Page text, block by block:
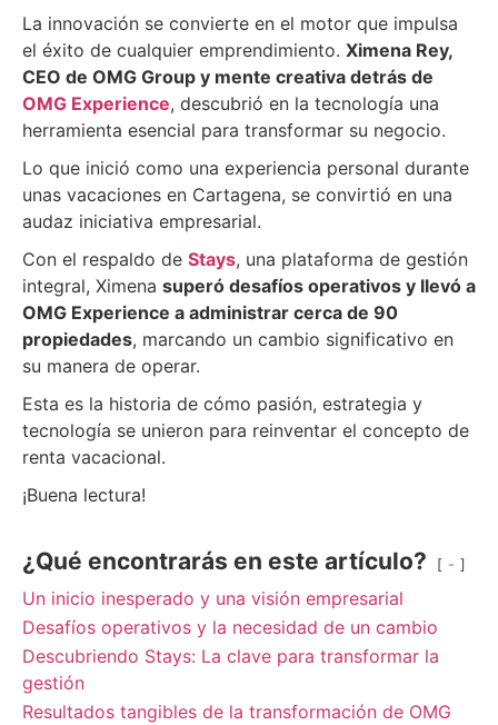
La innovación se convierte en el motor que impulsa
el éxito de cualquier emprendimiento. Ximena Rey,
CEO de OMG Group y mente creativa detrás de
OMG Experience, descubrió en la tecnología una
herramienta esencial para transformar su negocio.
Lo que inició como una experiencia personal durante
unas vacaciones en Cartagena, se convirtió en una
audaz iniciativa empresarial.
Con el respaldo de Stays, una plataforma de gestión
integral, Ximena superó desafíos operativos y llevó a
OMG Experience a administrar cerca de 90
propiedades, marcando un cambio significativo en
su manera de operar.
Esta es la historia de cómo pasión, estrategia y
tecnología se unieron para reinventar el concepto de
renta vacacional.
¡Buena lectura!
¿Qué encontrarás en este artículo? -
Un inicio inesperado y una visión empresarial
Desafíos operativos y la necesidad de un cambio
Descubriendo Stays: La clave para transformar la
gestión
Resultados tangibles de la transformación de OMG